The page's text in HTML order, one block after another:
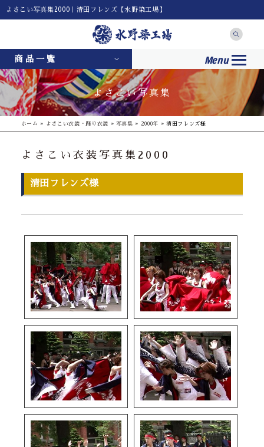
よさこい写真集2000｜清田フレンズ【水野染工場】
商品一覧 Menu
よさこい写真集
ホーム » よさこい衣装・踊り衣装 » 写真集 » 2000年 » 清田フレンズ様
よさこい衣装写真集2000
清田フレンズ様